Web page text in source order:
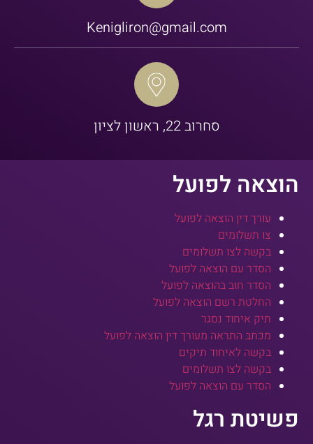
Kenigliron@gmail.com
סחרוב 22, ראשון לציון
הוצאה לפועל
עורך דין הוצאה לפועל
צו תשלומים
בקשה לצו תשלומים
הסדר עם הוצאה לפועל
הסדר חוב בהוצאה לפועל
החלטת רשם הוצאה לפועל
תיק איחוד נסגר
מכתב התראה מעורך דין הוצאה לפועל
בקשה לאיחוד תיקים
בקשה לצו תשלומים
הסדר עם הוצאה לפועל
פשיטת רגל